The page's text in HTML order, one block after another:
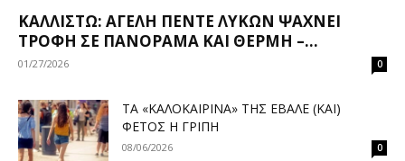
ΚΑΛΛΙΣΤΏ: ΑΓΈΛΗ ΠΈΝΤΕ ΛΎΚΩΝ ΨΆΧΝΕΙ
ΤΡΟΦΉ ΣΕ ΠΑΝΌΡΑΜΑ ΚΑΙ ΘΈΡΜΗ –...
01/27/2026 0
ΤΑ «ΚΑΛΟΚΑΙΡΙΝΆ» ΤΗΣ ΈΒΑΛΕ (ΚΑΙ)
ΦΈΤΟΣ Η ΓΡΊΠΗ
08/06/2026 0